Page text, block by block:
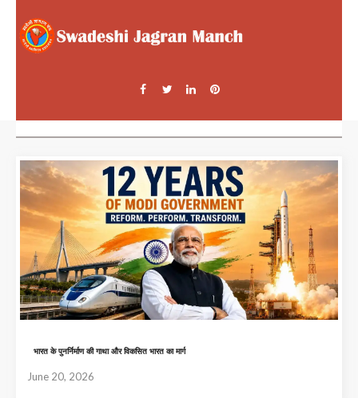
भारत के पुनर्निर्माण की गाथा और विकसित भारत का मार्ग
June 20, 2026